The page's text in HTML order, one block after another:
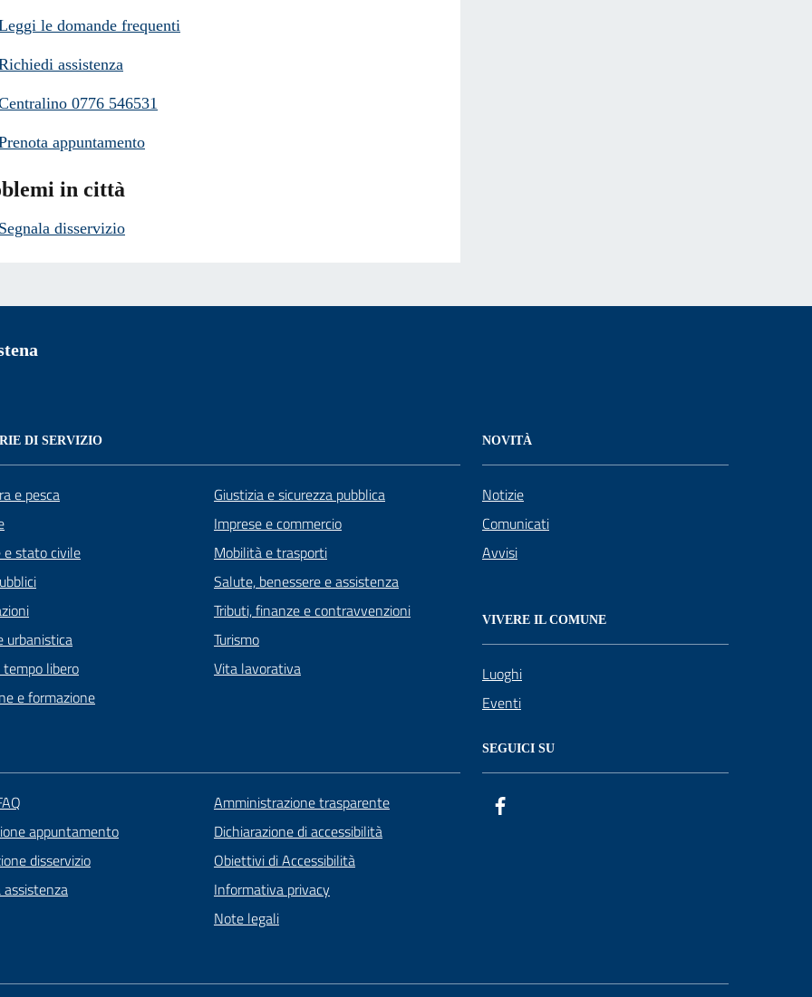
le domande frequenti
assistenza
0776 546531
appuntamento
in città
Segnala disservizio
DI SERVIZIO
e pesca
e stato civile
urbanistica
libero
e formazione
Giustizia e sicurezza pubblica
Imprese e commercio
Mobilità e trasporti
Salute, benessere e assistenza
Tributi, finanze e contravvenzioni
Turismo
Vita lavorativa
NOVITÀ
Notizie
Comunicati
Avvisi
VIVERE IL COMUNE
Luoghi
Eventi
appuntamento
disservizio
assistenza
Amministrazione trasparente
Dichiarazione di accessibilità
Obiettivi di Accessibilità
Informativa privacy
Note legali
SEGUICI SU